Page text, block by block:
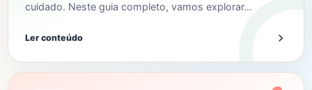
cuidado. Neste guia completo, vamos explorar…
Ler conteúdo